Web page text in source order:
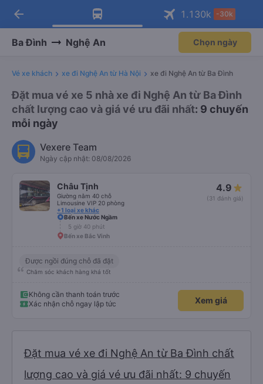
Tải app Vexere ngay!
Nhận ưu đãi thành viên độc
Mở app
Tải app Vexere
-30k/ghế khi đặt vé máy bay qua
Mở app
arrow_back 1.130k -30k
Ba Đình Nghệ An Chọn ngày
Vé xe khách xe đi Nghệ An từ Hà Nội xe đi Nghệ An từ Ba Đình
Đặt mua vé xe 5 nhà xe đi Nghệ An từ Ba Đình
chất lượng cao và giá vé ưu đãi nhất: 9 chuyến
mỗi ngày
Vexere Team
Ngày cập nhật: 08/08/2026
Châu Tịnh
Giường nằm 40 chỗ
Limousine VIP 20 phòng
+1 loại xe khác
4.9
(31 đánh giá)
Bến xe Nước Ngầm
5 giờ 40 phút
Bến xe Bắc Vinh
Được ngồi đúng chỗ đã đặt
Chăm sóc khách hàng khá tốt
Không cần thanh toán trước
Xác nhận chỗ ngay lập tức
Xem giá
Đặt mua vé xe đi Nghệ An từ Ba Đình chất
lượng cao và giá vé ưu đãi nhất: 9 chuyến